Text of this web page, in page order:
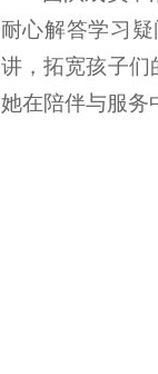
耐心解答学习
讲，拓宽孩子们
她在陪伴与服务